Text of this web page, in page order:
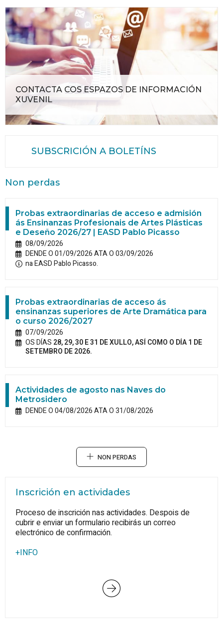
CONTACTA COS ESPAZOS DE INFORMACIÓN
XUVENIL
SUBSCRICIÓN A BOLETÍNS
Non perdas
Probas extraordinarias de acceso e admisión
ás Ensinanzas Profesionais de Artes Plásticas
e Deseño 2026/27 | EASD Pablo Picasso
08/09/2026
DENDE O 01/09/2026 ATA O 03/09/2026
na EASD Pablo Picasso.
Probas extraordinarias de acceso ás
ensinanzas superiores de Arte Dramática para
o curso 2026/2027
07/09/2026
OS DÍAS 28, 29, 30 E 31 DE XULLO, ASÍ COMO O DÍA 1 DE
SETEMBRO DE 2026.
Actividades de agosto nas Naves do
Metrosidero
DENDE O 04/08/2026 ATA O 31/08/2026
NON PERDAS
Inscrición en actividades
Proceso de inscrición nas actividades. Despois de
cubrir e enviar un formulario recibirás un correo
electrónico de confirmación.
+INFO